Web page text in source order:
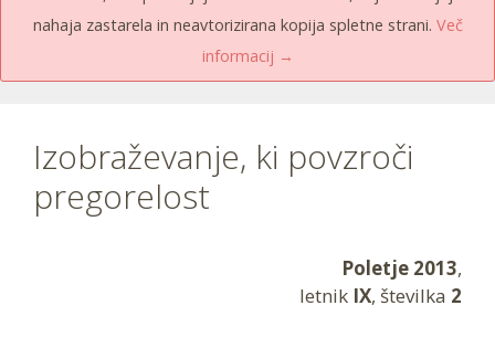
nahaja zastarela in neavtorizirana kopija spletne strani. Več
informacij →
Izobraževanje, ki povzroči
pregorelost
Poletje 2013,
letnik IX, številka 2